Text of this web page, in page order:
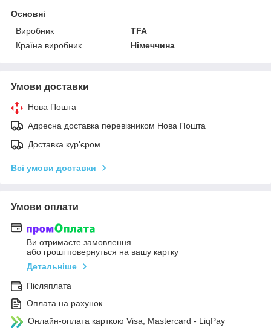
Основні
Виробник
TFA
Країна виробник
Німеччина
Умови доставки
Нова Пошта
Адресна доставка перевізником Нова Пошта
Доставка кур'єром
Всі умови доставки
Умови оплати
Ви отримаєте замовлення
або гроші повернуться на вашу картку
Детальніше
Післяплата
Оплата на рахунок
Онлайн-оплата карткою Visa, Mastercard - LiqPay